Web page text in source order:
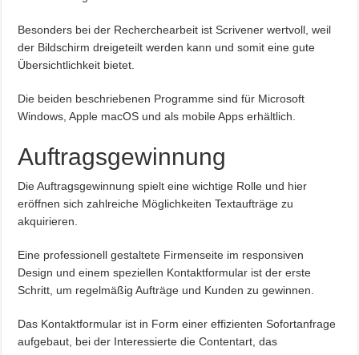
Besonders bei der Recherchearbeit ist Scrivener wertvoll, weil
der Bildschirm dreigeteilt werden kann und somit eine gute
Übersichtlichkeit bietet.
Die beiden beschriebenen Programme sind für Microsoft
Windows, Apple macOS und als mobile Apps erhältlich.
Auftragsgewinnung
Die Auftragsgewinnung spielt eine wichtige Rolle und hier
eröffnen sich zahlreiche Möglichkeiten Textaufträge zu
akquirieren.
Eine professionell gestaltete Firmenseite im responsiven
Design und einem speziellen Kontaktformular ist der erste
Schritt, um regelmäßig Aufträge und Kunden zu gewinnen.
Das Kontaktformular ist in Form einer effizienten Sofortanfrage
aufgebaut, bei der Interessierte die Contentart, das